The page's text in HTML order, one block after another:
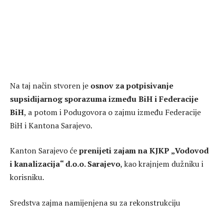
Na taj način stvoren je osnov za potpisivanje
supsidijarnog sporazuma između BiH i Federacije
BiH, a potom i Podugovora o zajmu između Federacije
BiH i Kantona Sarajevo.
Kanton Sarajevo ćeprenijeti zajam na KJKP „Vodovod
i kanalizacija“ d.o.o. Sarajevo, kao krajnjem dužniku i
korisniku.
Sredstva zajma namijenjena su za rekonstrukciju